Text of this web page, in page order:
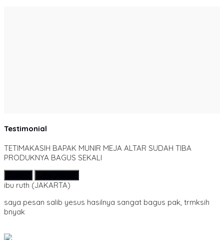
Testimonial
TETIMAKASIH BAPAK MUNIR MEJA ALTAR SUDAH TIBA
PRODUKNYA BAGUS SEKALI
ibu ruth (JAKARTA)
saya pesan salib yesus hasilnya sangat bagus pak, trmksih
bnyak